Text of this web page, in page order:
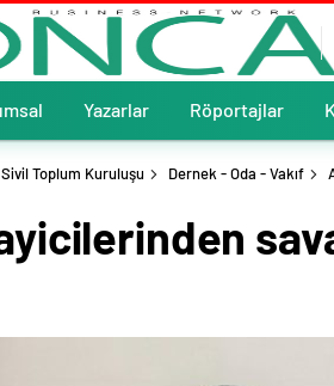
Yazarlar Röportajlar
Sivil Toplum Kuruluşu Dernek - Oda - Vakıf